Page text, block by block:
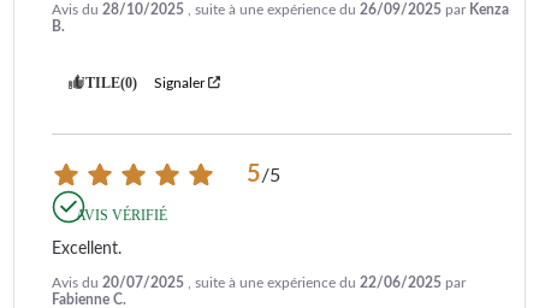
Avis du 28/10/2025 , suite à une expérience du 26/09/2025 par Kenza
B.
UTILE(0) Signaler
5/5
AVIS VÉRIFIÉ
Excellent.
Avis du 20/07/2025 , suite à une expérience du 22/06/2025 par
Fabienne C.